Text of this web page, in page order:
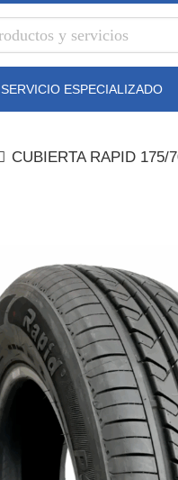
SERVICIO ESPECIALIZADO
CUBIERTA RAPID 175/